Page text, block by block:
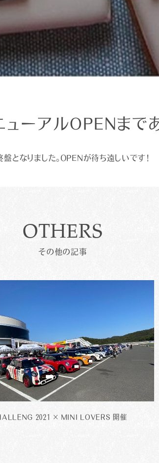
ーアルOPENまで
となりました。OPENが待ち遠しいです！
OTHERS
その他の記事
2021 × MINI LOVERS 開催